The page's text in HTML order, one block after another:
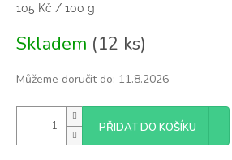
Měrná
105 Kč / 100 g
Skladem (12 ks)
Můžeme doručit do: 11.8.2026
PŘIDAT DO KOŠÍKU